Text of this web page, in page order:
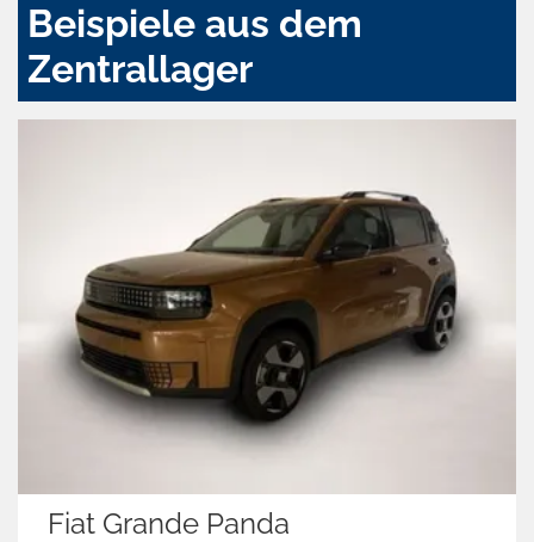
Beispiele aus dem
Zentrallager
Fiat Grande Panda